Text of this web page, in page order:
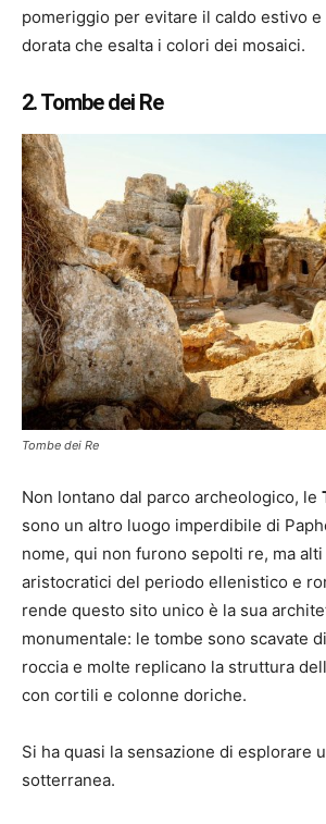
pomeriggio per evitare il caldo estivo
dorata che esalta i colori dei mosaici.
2. Tombe dei Re
Tombe dei Re
Non lontano dal parco archeologico, le
sono un altro luogo imperdibile di
nome, qui non furono sepolti re, ma
aristocratici del periodo ellenistico e
rende questo sito unico è la sua
monumentale: le tombe sono scavate
roccia e molte replicano la struttura
con cortili e colonne doriche.
Si ha quasi la sensazione di esplorare
sotterranea.